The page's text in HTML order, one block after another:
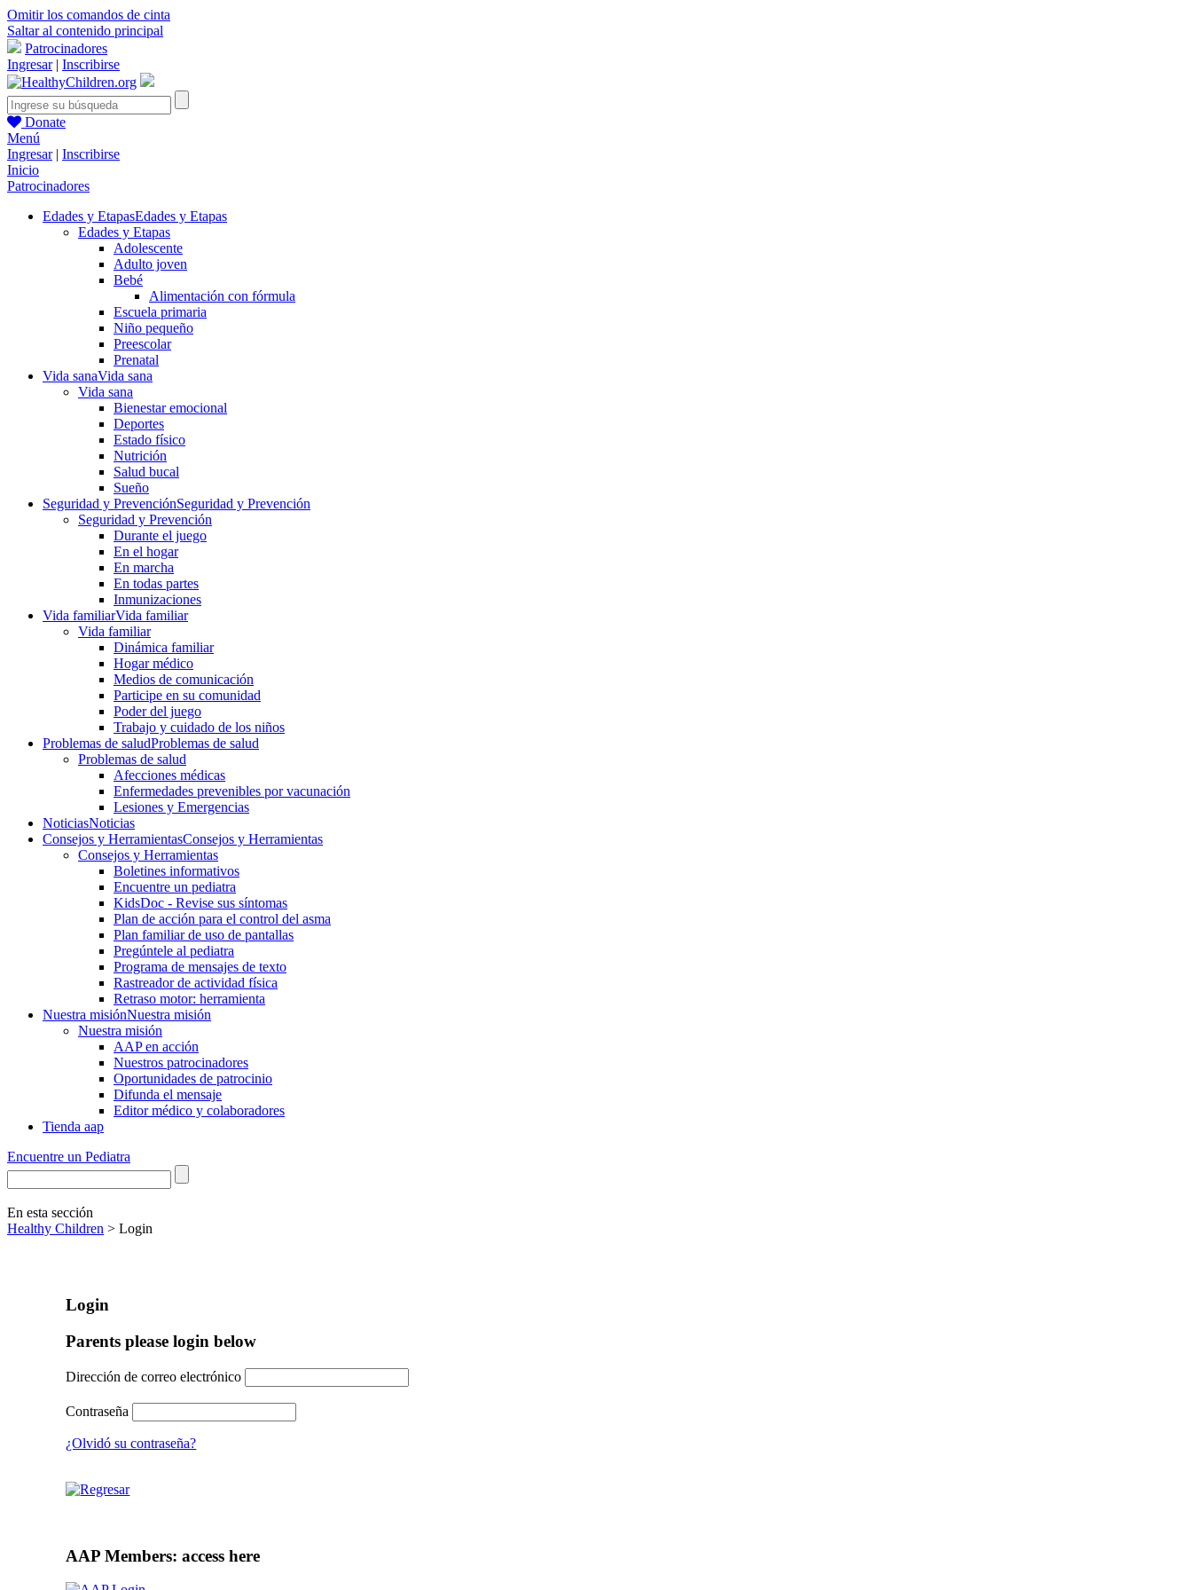
Omitir los comandos de cinta
Saltar al contenido principal
Patrocinadores
Ingresar| Inscribirse
Donate
Menú
Ingresar| Inscribirse
Inicio
Patrocinadores
Edades y EtapasEdades y Etapas
Edades y Etapas
Adolescente
Adulto joven
Bebé
Alimentación con fórmula
Escuela primaria
Niño pequeño
Preescolar
Prenatal
Vida sanaVida sana
Vida sana
Bienestar emocional
Deportes
Estado físico
Nutrición
Salud bucal
Sueño
Seguridad y PrevenciónSeguridad y Prevención
Seguridad y Prevención
Durante el juego
En el hogar
En marcha
En todas partes
Inmunizaciones
Vida familiarVida familiar
Vida familiar
Dinámica familiar
Hogar médico
Medios de comunicación
Participe en su comunidad
Poder del juego
Trabajo y cuidado de los niños
Problemas de saludProblemas de salud
Problemas de salud
Afecciones médicas
Enfermedades prevenibles por vacunación
Lesiones y Emergencias
NoticiasNoticias
Consejos y HerramientasConsejos y Herramientas
Consejos y Herramientas
Boletines informativos
Encuentre un pediatra
KidsDoc - Revise sus síntomas
Plan de acción para el control del asma
Plan familiar de uso de pantallas
Pregúntele al pediatra
Programa de mensajes de texto
Rastre​​ador de activida​d física
Retraso motor: herramienta
Nuestra misiónNuestra misión
Nuestra misión
AAP en acción
Nuestros patrocinadores
Oportunidades de patrocinio
Difunda el mensaje
Editor médico y colaboradores
Tienda aap
Encuentre un Pediatra
En esta sección
Healthy Children > Login
Login
Parents please login below
Dirección de correo electrónico
Contraseña
¿Olvidó su contraseña?
AAP Members: access here